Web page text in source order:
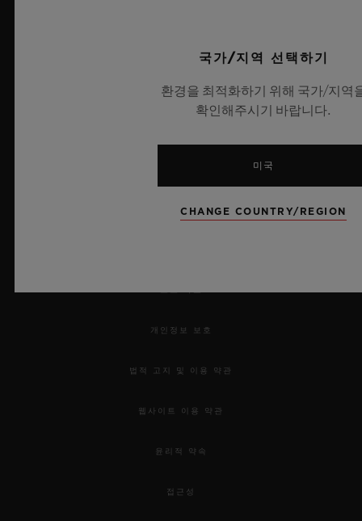
예약하기
연락처
개인정보 보호
법적 고지 및 이용 약관
웹사이트 이용 약관
윤리적 약속
접근성
국가/지역 선택하기
환경을 최적화하기 위해 국가/지역
확인해주시기 바랍니다.
미국
CHANGE COUNTRY/REGION